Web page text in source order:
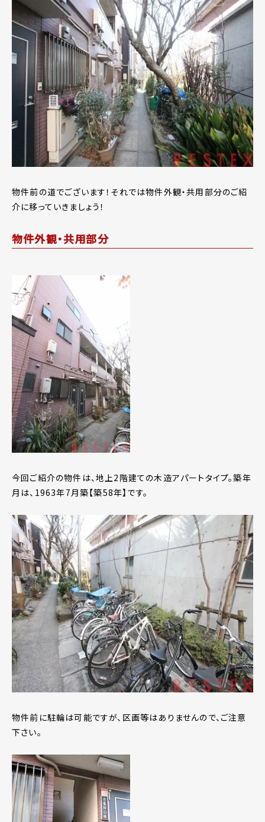
物件前の道でございます！それでは物件外観・共用部分のご紹
介に移っていきましょう！
物件外観・共用部分
今回ご紹介の物件は、地上2階建ての木造アパートタイプ。築年
月は、1963年7月築【築58年】です。
物件前に駐輪は可能ですが、区画等はありませんので、ご注意
下さい。